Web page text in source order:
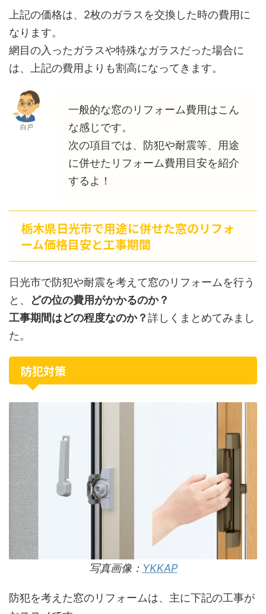
上記の価格は、2枚のガラスを交換した時の費用に
なります。
網目の入ったガラスや特殊なガラスだった場合に
は、上記の費用よりも割高になってきます。
白戸
一般的な窓のリフォーム費用はこん
な感じです。
次の項目では、防犯や耐震等、用途
に併せたリフォーム費用目安を紹介
するよ！
栃木県日光市で用途に併せた窓のリフォ
ーム価格目安と工事期間
日光市で防犯や耐震を考えて窓のリフォームを行う
と、
どの位の費用がかかるのか？
工事期間はどの程度なのか？詳しくまとめてみまし
た。
防犯対策
写真画像： YKKAP
防犯を考えた窓のリフォームは、主に下記の工事が